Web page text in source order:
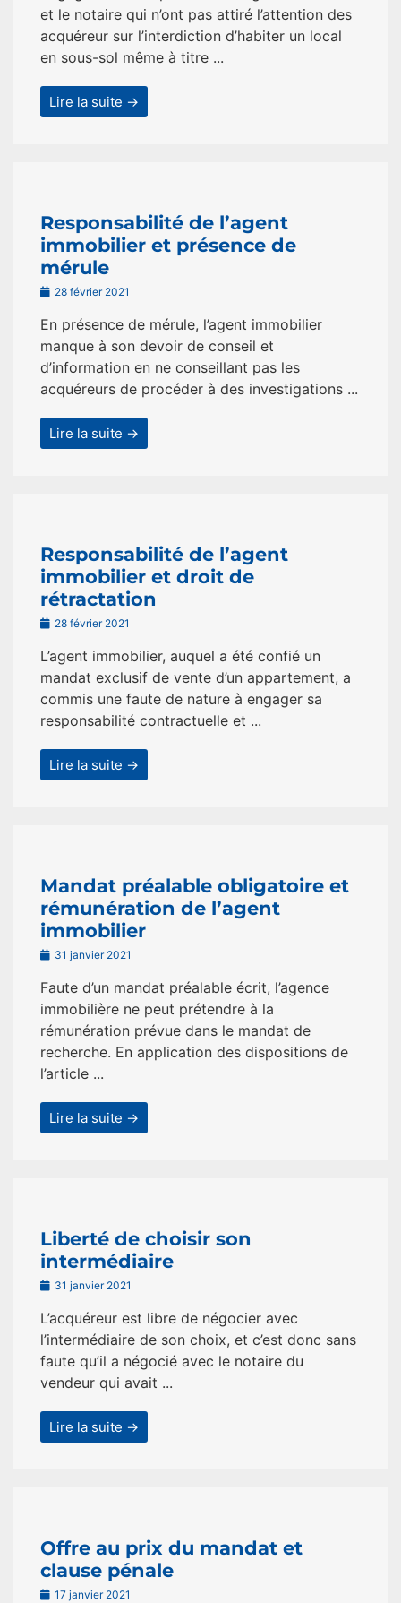
et le notaire qui n’ont pas attiré l’attention des
acquéreur sur l’interdiction d’habiter un local
en sous-sol même à titre ...
Lire la suite →
Responsabilité de l’agent
immobilier et présence de
mérule
28 février 2021
En présence de mérule, l’agent immobilier
manque à son devoir de conseil et
d’information en ne conseillant pas les
acquéreurs de procéder à des investigations ...
Lire la suite →
Responsabilité de l’agent
immobilier et droit de
rétractation
28 février 2021
L’agent immobilier, auquel a été confié un
mandat exclusif de vente d’un appartement, a
commis une faute de nature à engager sa
responsabilité contractuelle et ...
Lire la suite →
Mandat préalable obligatoire et
rémunération de l’agent
immobilier
31 janvier 2021
Faute d’un mandat préalable écrit, l’agence
immobilière ne peut prétendre à la
rémunération prévue dans le mandat de
recherche. En application des dispositions de
l’article ...
Lire la suite →
Liberté de choisir son
intermédiaire
31 janvier 2021
L’acquéreur est libre de négocier avec
l’intermédiaire de son choix, et c’est donc sans
faute qu’il a négocié avec le notaire du
vendeur qui avait ...
Lire la suite →
Offre au prix du mandat et
clause pénale
17 janvier 2021